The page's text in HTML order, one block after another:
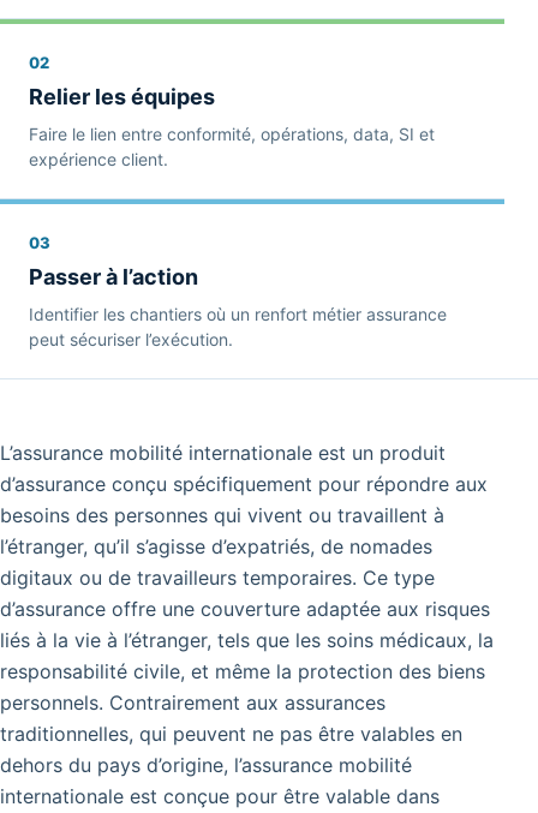
02
Relier les équipes
Faire le lien entre conformité, opérations, data, SI et
expérience client.
03
Passer à l’action
Identifier les chantiers où un renfort métier assurance
peut sécuriser l’exécution.
L’assurance mobilité internationale est un produit
d’assurance conçu spécifiquement pour répondre aux
besoins des personnes qui vivent ou travaillent à
l’étranger, qu’il s’agisse d’expatriés, de nomades
digitaux ou de travailleurs temporaires. Ce type
d’assurance offre une couverture adaptée aux risques
liés à la vie à l’étranger, tels que les soins médicaux, la
responsabilité civile, et même la protection des biens
personnels. Contrairement aux assurances
traditionnelles, qui peuvent ne pas être valables en
dehors du pays d’origine, l’assurance mobilité
internationale est conçue pour être valable dans